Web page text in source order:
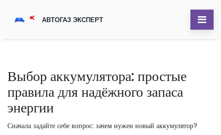
Выбор аккумулятора: простые
правила для надёжного запаса
энергии
Сначала задайте себе вопрос: зачем нужен новый аккумулятор?